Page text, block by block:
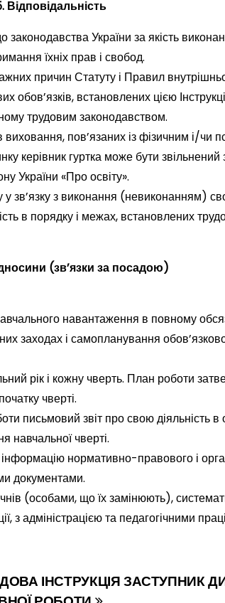
Відповідальність
законодавства України за якість
їхніх прав і свобод.
причин Статуту і Правил
встановлених цією
трудовим законодавством.
пов’язаних із фізичним і/чи
керівник гуртка може бути звільнений
України «Про освіту».
зв’язку з виконання (невиконанням)
в порядку і межах, встановлених
(зв’язки за посадою)
навантаження в повному
заходах і самопланування
рік і кожну чверть. План роботи
чверті.
письмовий звіт про свою діяльність в
навчальної чверті.
нормативно-правового і
документами.
(особами, що їх замінюють),
з адміністрацією та педагогічними
ІНСТРУКЦІЯ ЗАСТУПНИК